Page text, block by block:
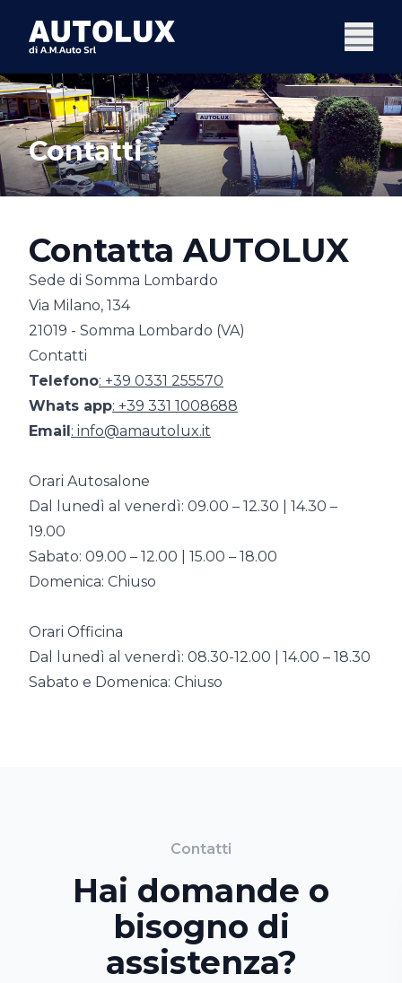
Contatti
Contatta AUTOLUX
Sede di Somma Lombardo
Via Milano, 134
21019 - Somma Lombardo (VA)
Contatti
Telefono: +39 0331 255570
Whats app: +39 331 1008688
Email: info@amautolux.it
Orari Autosalone
Dal lunedì al venerdì: 09.00 – 12.30 | 14.30 –
19.00
Sabato: 09.00 – 12.00 | 15.00 – 18.00
Domenica: Chiuso
Orari Officina
Dal lunedì al venerdì: 08.30-12.00 | 14.00 – 18.30
Sabato e Domenica: Chiuso
Contatti
Hai domande o
bisogno di
assistenza?